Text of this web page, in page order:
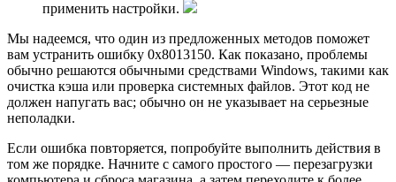
применить настройки.
Мы надеемся, что один из предложенных методов поможет
вам устранить ошибку 0x8013150. Как показано, проблемы
обычно решаются обычными средствами Windows, такими как
очистка кэша или проверка системных файлов. Этот код не
должен напугать вас; обычно он не указывает на серьезные
неполадки.
Если ошибка повторяется, попробуйте выполнить действия в
том же порядке. Начните с самого простого — перезагрузки